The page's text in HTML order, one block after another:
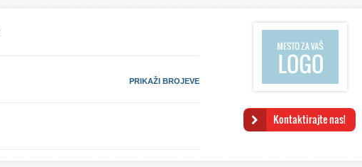
Kontaktirajte nas!
PRIKAŽI BROJEVE